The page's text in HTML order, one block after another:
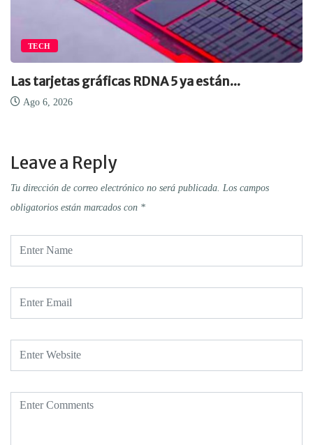
TECH
Las tarjetas gráficas RDNA 5 ya están...
Ago 6, 2026
Leave a Reply
Tu dirección de correo electrónico no será publicada. Los campos
obligatorios están marcados con *